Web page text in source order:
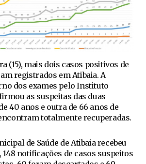
(15), mais dois casos positivos de
registrados em Atibaia. A
dos exames pelo Instituto
as suspeitas das duas
40 anos e outra de 66 anos de
totalmente recuperadas.
de Saúde de Atibaia recebeu
148 notificações de casos suspeitos